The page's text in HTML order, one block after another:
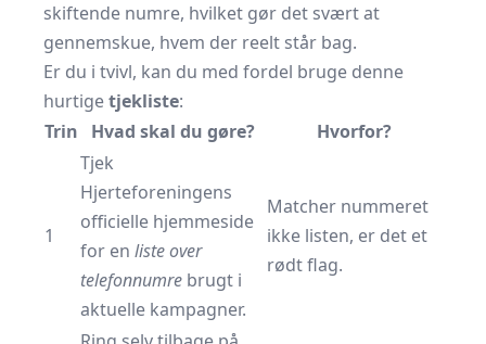
skiftende numre, hvilket gør det svært at
gennemskue, hvem der reelt står bag.
Er du i tvivl, kan du med fordel bruge denne
hurtigetjekliste:
Trin
Hvad skal du gøre? Hvorfor?
1
Tjek
Hjerteforeningens
officielle hjemmeside
for en liste over
telefonnumre brugt i
aktuelle kampagner.
Matcher nummeret
ikke listen, er det et
rødt flag.